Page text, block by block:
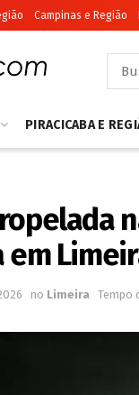
Campinas e Região
PIRACICABA E
no Limeira Tempo